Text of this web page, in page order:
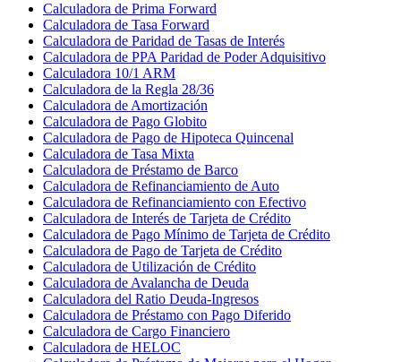
Calculadora de Prima Forward
Calculadora de Tasa Forward
Calculadora de Paridad de Tasas de Interés
Calculadora de PPA Paridad de Poder Adquisitivo
Calculadora 10/1 ARM
Calculadora de la Regla 28/36
Calculadora de Amortización
Calculadora de Pago Globito
Calculadora de Pago de Hipoteca Quincenal
Calculadora de Tasa Mixta
Calculadora de Préstamo de Barco
Calculadora de Refinanciamiento de Auto
Calculadora de Refinanciamiento con Efectivo
Calculadora de Interés de Tarjeta de Crédito
Calculadora de Pago Mínimo de Tarjeta de Crédito
Calculadora de Pago de Tarjeta de Crédito
Calculadora de Utilización de Crédito
Calculadora de Avalancha de Deuda
Calculadora del Ratio Deuda-Ingresos
Calculadora de Préstamo con Pago Diferido
Calculadora de Cargo Financiero
Calculadora de HELOC